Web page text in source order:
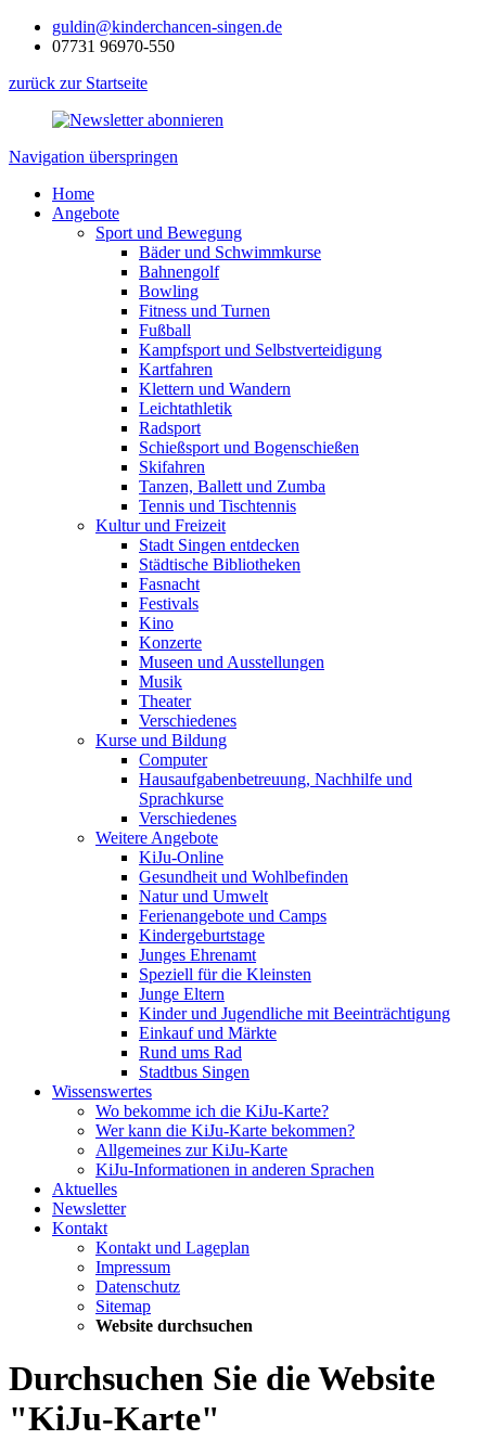
guldin@kinderchancen-singen.de
07731 96970-550
zurück zur Startseite
Navigation überspringen
Home
Angebote
Sport und Bewegung
Bäder und Schwimmkurse
Bahnengolf
Bowling
Fitness und Turnen
Fußball
Kampfsport und Selbstverteidigung
Kartfahren
Klettern und Wandern
Leichtathletik
Radsport
Schießsport und Bogenschießen
Skifahren
Tanzen, Ballett und Zumba
Tennis und Tischtennis
Kultur und Freizeit
Stadt Singen entdecken
Städtische Bibliotheken
Fasnacht
Festivals
Kino
Konzerte
Museen und Ausstellungen
Musik
Theater
Verschiedenes
Kurse und Bildung
Computer
Hausaufgabenbetreuung, Nachhilfe und
Sprachkurse
Verschiedenes
Weitere Angebote
KiJu-Online
Gesundheit und Wohlbefinden
Natur und Umwelt
Ferienangebote und Camps
Kindergeburtstage
Junges Ehrenamt
Speziell für die Kleinsten
Junge Eltern
Kinder und Jugendliche mit Beeinträchtigung
Einkauf und Märkte
Rund ums Rad
Stadtbus Singen
Wissenswertes
Wo bekomme ich die KiJu-Karte?
Wer kann die KiJu-Karte bekommen?
Allgemeines zur KiJu-Karte
KiJu-Informationen in anderen Sprachen
Aktuelles
Newsletter
Kontakt
Kontakt und Lageplan
Impressum
Datenschutz
Sitemap
Website durchsuchen
Durchsuchen Sie die Website
"KiJu-Karte"